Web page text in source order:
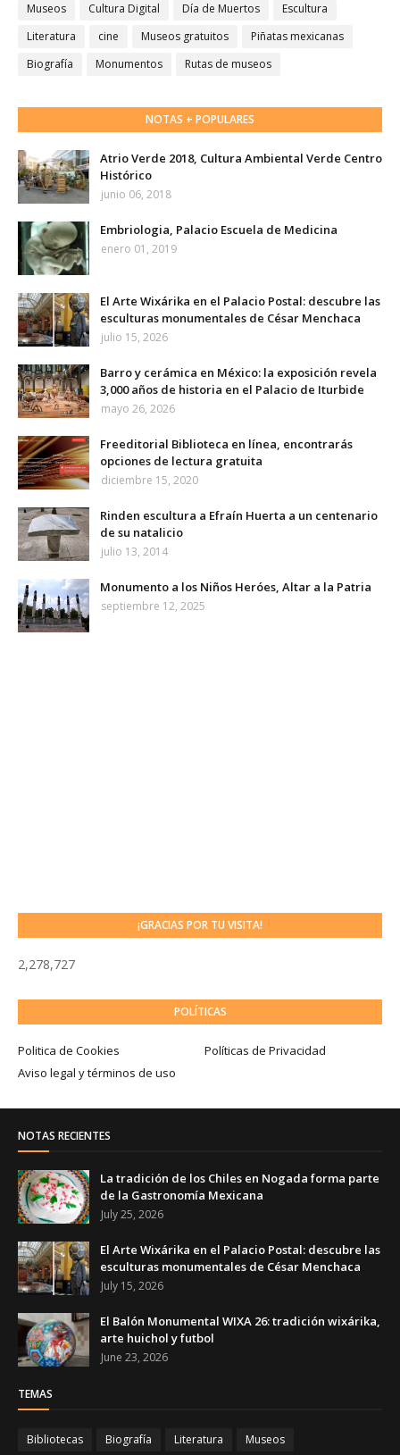
Museos Cultura Digital Día de Muertos
Escultura
Literatura
cine Museos gratuitos
Piñatas mexicanas
Biografía
Monumentos Rutas de museos
NOTAS + POPULARES
Atrio Verde 2018, Cultura Ambiental Verde Centro
Histórico
junio 06, 2018
Embriologia, Palacio Escuela de Medicina
enero 01, 2019
El Arte Wixárika en el Palacio Postal: descubre las
esculturas monumentales de César Menchaca
julio 15, 2026
Barro y cerámica en México: la exposición revela
3,000 años de historia en el Palacio de Iturbide
mayo 26, 2026
Freeditorial Biblioteca en línea, encontrarás
opciones de lectura gratuita
diciembre 15, 2020
Rinden escultura a Efraín Huerta a un centenario
de su natalicio
julio 13, 2014
Monumento a los Niños Heróes, Altar a la Patria
septiembre 12, 2025
¡GRACIAS POR TU VISITA!
2,278,727
POLÍTICAS
Politica de Cookies
Políticas de Privacidad
Aviso legal y términos de uso
NOTAS RECIENTES
La tradición de los Chiles en Nogada forma parte
de la Gastronomía Mexicana
July 25, 2026
El Arte Wixárika en el Palacio Postal: descubre las
esculturas monumentales de César Menchaca
July 15, 2026
El Balón Monumental WIXA 26: tradición wixárika,
arte huichol y futbol
June 23, 2026
TEMAS
Bibliotecas Biografía Literatura Museos